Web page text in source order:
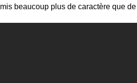
beaucoup plus de caractère que de